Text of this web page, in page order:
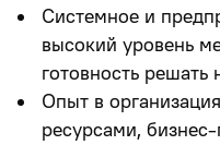
Системное и
высокий уровень
готовность решать
Опыт в
ресурсами,